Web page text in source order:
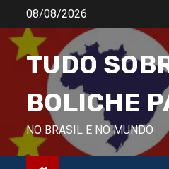
content
08/08/2026
TUDO
BOLICHE
NO BRASIL E NO MUNDO